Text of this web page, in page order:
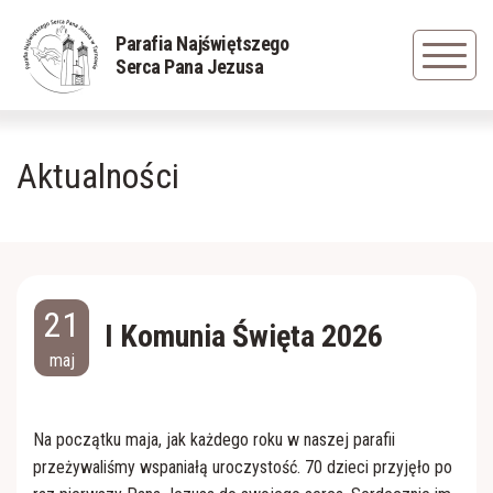
Parafia Najświętszego
Serca Pana Jezusa
Powrót
Nadzwyczajni Szafarze Komunii św.
Straż Pożarna
Powrót
Zapisani w pamięci
Powrót
Caritas
Odnowa w Duchu Świętym
Aktualności
21
maj
I Komunia Święta 2026
Na początku maja, jak każdego roku w naszej parafii
przeżywaliśmy wspaniałą uroczystość. 70 dzieci przyjęło po